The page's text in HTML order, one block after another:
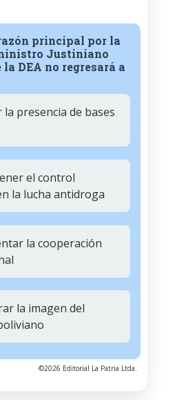
principal por la
Justiniano
la DEA no regresará a
la presencia de bases
el control
la lucha antidroga
la cooperación
la imagen del
©2026 Editorial La Patria Ltda.